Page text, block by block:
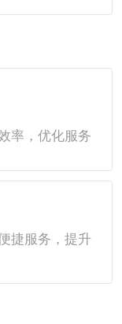
率，优化服务
捷服务，提升